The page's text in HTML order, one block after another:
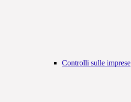
Controlli sulle imprese